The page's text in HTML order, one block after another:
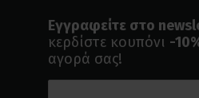
Εγγραφείτε στο
κερδίστε κουπόνι -
αγορά σας!